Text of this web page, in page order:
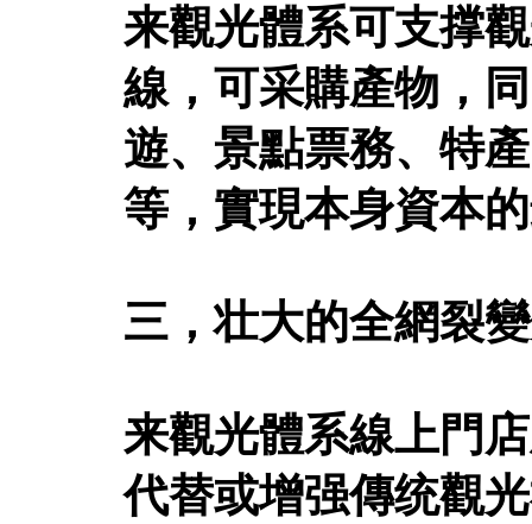
来觀光體系可支撑
線，可采購產物，
遊、景點票務、特
等，實現本身資本
三，壮大的全網裂
来觀光體系線上門
代替或增强傳统觀